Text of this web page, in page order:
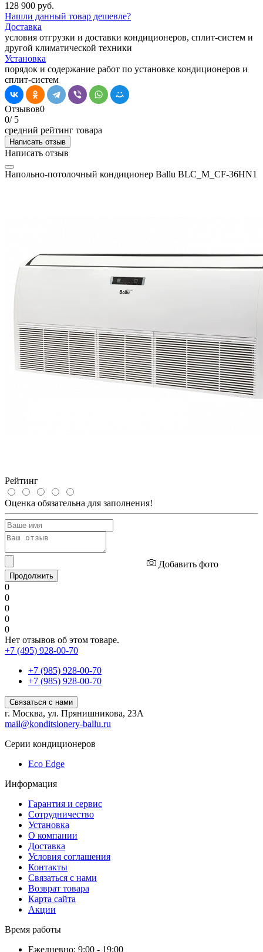
128 900 руб.
Нашли данный товар дешевле?
Доставка
условия отгрузки и доставки кондиционеров, сплит-систем и
другой климатической техники
Установка
порядок и содержание работ по установке кондиционеров и
сплит-систем
Отзывов0
0/ 5
средний рейтинг товара
Написать отзыв
Написать отзыв
Напольно-потолочный кондиционер Ballu BLC_M_CF-36HN1
Рейтинг
Оценка обязательна для заполнения!
Добавить фото
Продолжить
0
0
0
0
0
Нет отзывов об этом товаре.
+7 (495) 928-00-70
+7 (985) 928-00-70
+7 (985) 928-00-70
Связаться с нами
г. Москва, ул. Прянишникова, 23А
mail@konditsionery-ballu.ru
Серии кондиционеров
Eco Edge
Информация
Гарантия и сервис
Сотрудничество
Установка
О компании
Доставка
Условия соглашения
Контакты
Связаться с нами
Возврат товара
Карта сайта
Акции
Время работы
Ежедневно: 9:00 - 19:00